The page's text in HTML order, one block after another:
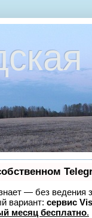
— без
вариант: сервис
месяц бесплатно.